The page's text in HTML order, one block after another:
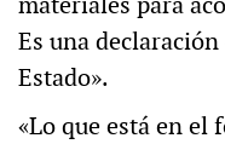
Es una
Estado».
«Lo que está en el